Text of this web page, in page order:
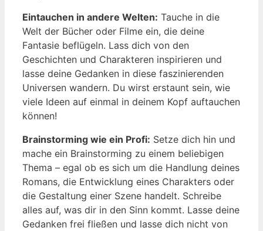
Eintauchen in andere Welten: Tauche in die
Welt der Bücher oder Filme ein, die deine
Fantasie beflügeln. Lass dich von den
Geschichten und Charakteren inspirieren und
lasse deine Gedanken in diese faszinierenden
Universen wandern. Du wirst erstaunt sein, wie
viele Ideen auf einmal in deinem Kopf auftauchen
können!
Brainstorming wie ein Profi: Setze dich hin und
mache ein Brainstorming zu einem beliebigen
Thema – egal ob es sich um die Handlung deines
Romans, die Entwicklung eines Charakters oder
die Gestaltung einer Szene handelt. Schreibe
alles auf, was dir in den Sinn kommt. Lasse deine
Gedanken frei fließen und lasse dich nicht von